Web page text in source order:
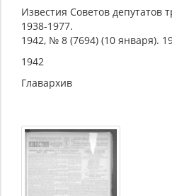
Известия Советов депутатов
1938-1977.
1942, № 8 (7694) (10 января).
1942
Главархив